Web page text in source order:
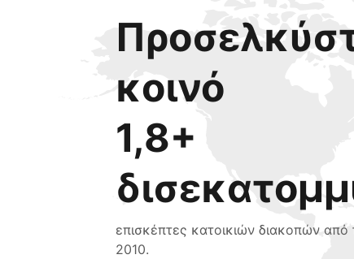
κοινό
1,8+
επισκέπτες κατοικιών διακοπών από
2010.